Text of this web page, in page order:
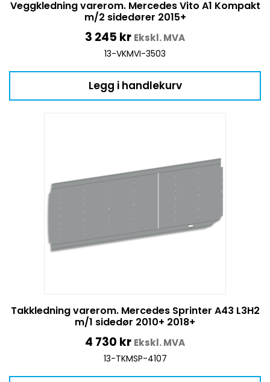
Veggkledning varerom. Mercedes Vito A1 Kompakt
m/2 sidedører 2015+
3 245 kr Ekskl. MVA
13-VKMVI-3503
Legg i handlekurv
Takkledning varerom. Mercedes Sprinter A43 L3H2
m/1 sidedør 2010+ 2018+
4 730 kr Ekskl. MVA
13-TKMSP-4107